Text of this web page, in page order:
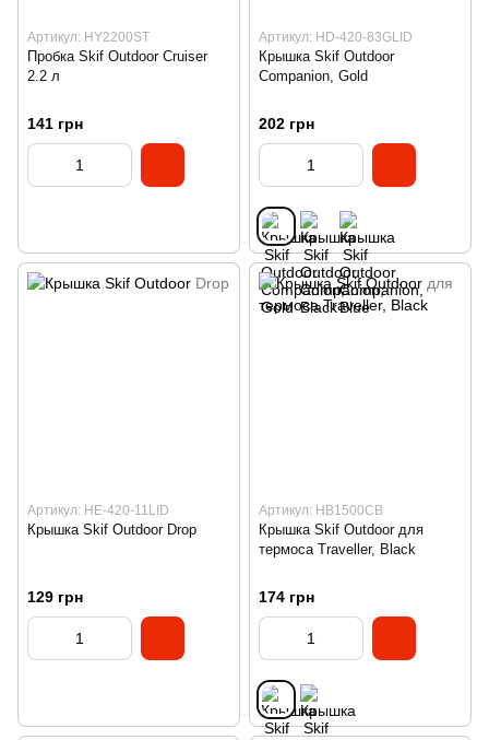
Артикул: HY2200ST
Пробка Skif Outdoor Cruiser
2.2 л
141 грн
Артикул: HD-420-83GLID
Крышка Skif Outdoor
Companion, Gold
202 грн
Артикул: HE-420-11LID
Крышка Skif Outdoor Drop
129 грн
Артикул: HB1500CB
Крышка Skif Outdoor для
термоса Traveller, Black
174 грн